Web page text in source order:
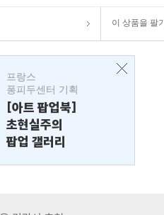
이 상품을 팔기
프랑스
퐁피두센터 기획
[아트 팝업북]
초현실주의
팝업 갤러리